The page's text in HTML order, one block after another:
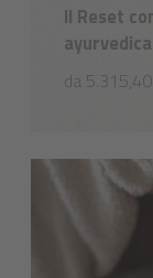
Il Reset
da